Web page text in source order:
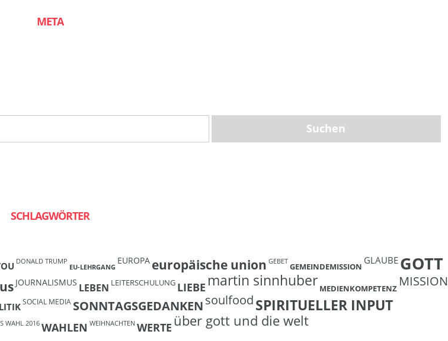
META
SCHLAGWÖRTER
DONALD TRUMP
EU-LEHRGANG
EUROPA europäische union GEBET GEMEINDEMISSION
GLAUBE GOTT
JOURNALISMUS LEBEN LEITERSCHULUNG LIEBE martin sinnhuber MEDIENKOMPETENZ MISSION
SOCIAL MEDIA SONNTAGSGEDANKENsoulfoodSPIRITUELLER INPUT
WAHL 2016 WAHLEN WEIHNACHTEN WERTE über gott und die welt